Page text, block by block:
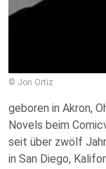
© Jon Ortiz
geboren in Akron,
Novels beim
seit über zwölf
in San Diego,